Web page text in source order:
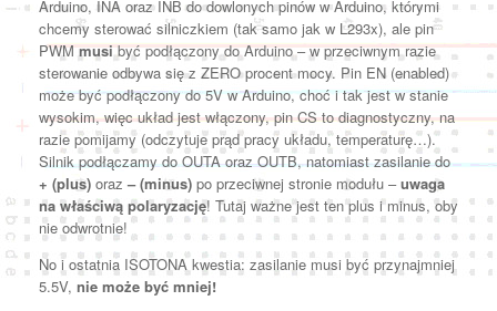
Arduino, INA oraz INB do dowlonych pinów w Arduino, którymi
chcemy sterować silniczkiem (tak samo jak w L293x), ale pin
PWMmusibyć podłączony do Arduino – w przeciwnym razie
sterowanie odbywa się z ZERO procent mocy. Pin EN (enabled)
może być podłączony do 5V w Arduino, choć i tak jest w stanie
wysokim, więc układ jest włączony, pin CS to diagnostyczny, na
razie pomijamy (odczytuje prąd pracy układu, temperaturę…).
Silnik podłączamy do OUTA oraz OUTB, natomiast zasilanie do
+ (plus) oraz – (minus) po przeciwnej stronie modułu –uwaga
na właściwą polaryzację! Tutaj ważne jest ten plus i minus, oby
nie odwrotnie!
No i ostatnia ISOTONA kwestia: zasilanie musi być przynajmniej
5.5V, nie może być mniej!